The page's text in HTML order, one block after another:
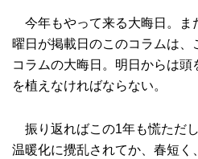
今年もやって来る大晦日。ま
曜日が掲載日のこのコラムは
コラムの大晦日。明日からは
を植えなければならない。
振り返ればこの1年も慌ただ
温暖化に攪乱されてか、春短く